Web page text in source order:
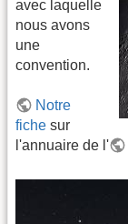
avec laquelle
nous avons
une
convention.
Notre
fiche sur
l'annuaire de l'